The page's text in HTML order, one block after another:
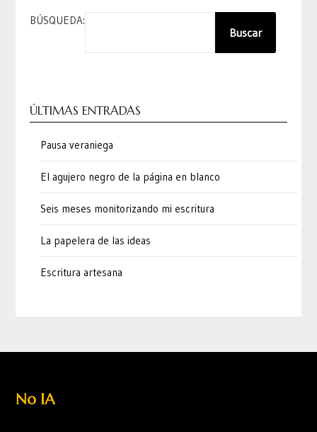
BÚSQUEDA:
Buscar
ÚLTIMAS ENTRADAS
Pausa veraniega
El agujero negro de la página en blanco
Seis meses monitorizando mi escritura
La papelera de las ideas
Escritura artesana
No IA